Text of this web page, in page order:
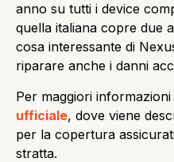
anno su tutti i device
quella italiana copre due
cosa interessante di
riparare anche i danni
Per maggiori
ufficiale, dove viene
per la copertura
stratta.